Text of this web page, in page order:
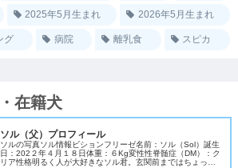
2025年5月生まれ 2026年5月生まれ
グ 病院 離乳食 スピカ
在籍犬
ソル（父）プロフィール
ソルの写真ソル情報ビションフリーゼ名前：ソル（Sol）誕生
日：202２年４月１８日体重：６Kg変性性脊髄症（DM）：ク
リア性格明るく人が大好きなソル君。玄関前まではちょっぴ